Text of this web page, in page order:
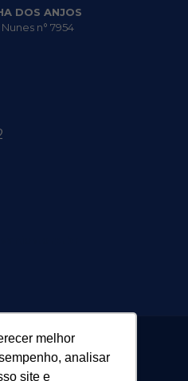
melhor
analisar
site e
DOS ANJOS
n° 7954